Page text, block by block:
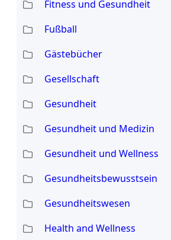
Fitness und Gesundheit
Fußball
Gästebücher
Gesellschaft
Gesundheit
Gesundheit und Medizin
Gesundheit und Wellness
Gesundheitsbewusstsein
Gesundheitswesen
Health and Wellness